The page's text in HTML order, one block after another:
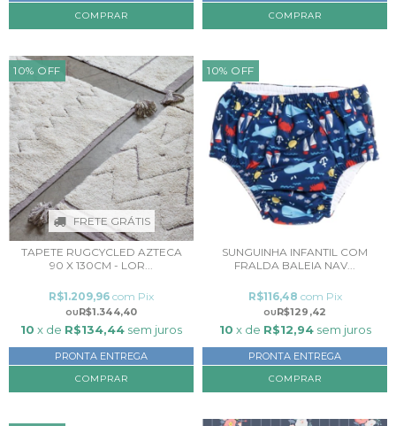
10% OFF
FRETE GRÁTIS
TAPETE RUGCYCLED AZTECA
90 X 130CM - LOR...
R$1.344,40
R$1.209,96 com Pix
10 x de R$134,44 sem juros
PRONTA ENTREGA
10% OFF
SUNGUINHA INFANTIL COM
FRALDA BALEIA NAV...
R$129,42
R$116,48 com Pix
10 x de R$12,94 sem juros
PRONTA ENTREGA